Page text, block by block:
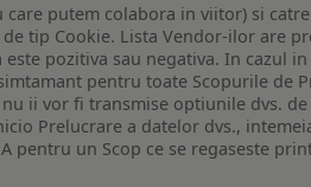
putem colabora in viitor) si
tip Cookie. Lista Vendor-ilor are
pozitiva sau negativa. In cazul
pentru toate Scopurile de
ii vor fi transmise optiunile dvs.
Prelucrare a datelor dvs.,
pentru un Scop ce se regaseste